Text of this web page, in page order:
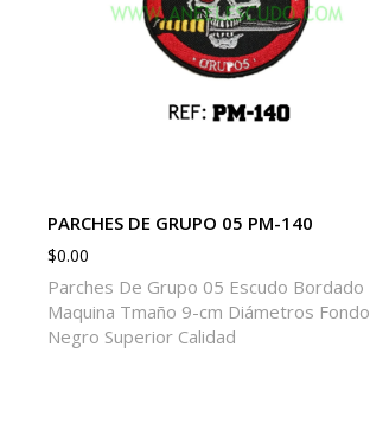
PARCHES DE GRUPO 05 PM-140
$0.00
Parches De Grupo 05 Escudo Bordado
Maquina Tmaño 9-cm Diámetros Fondo
Negro Superior Calidad